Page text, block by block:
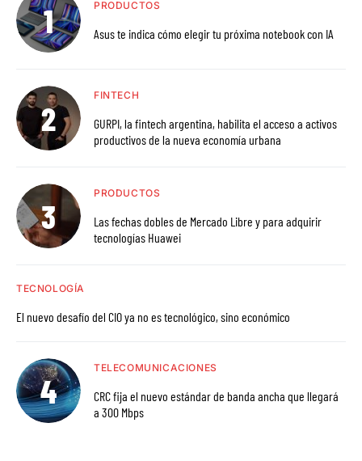
PRODUCTOS
Asus te indica cómo elegir tu próxima notebook con IA
FINTECH
GURPI, la fintech argentina, habilita el acceso a activos
productivos de la nueva economía urbana
PRODUCTOS
Las fechas dobles de Mercado Libre y para adquirir
tecnologías Huawei
TECNOLOGÍA
El nuevo desafío del CIO ya no es tecnológico, sino económico
TELECOMUNICACIONES
CRC fija el nuevo estándar de banda ancha que llegará
a 300 Mbps